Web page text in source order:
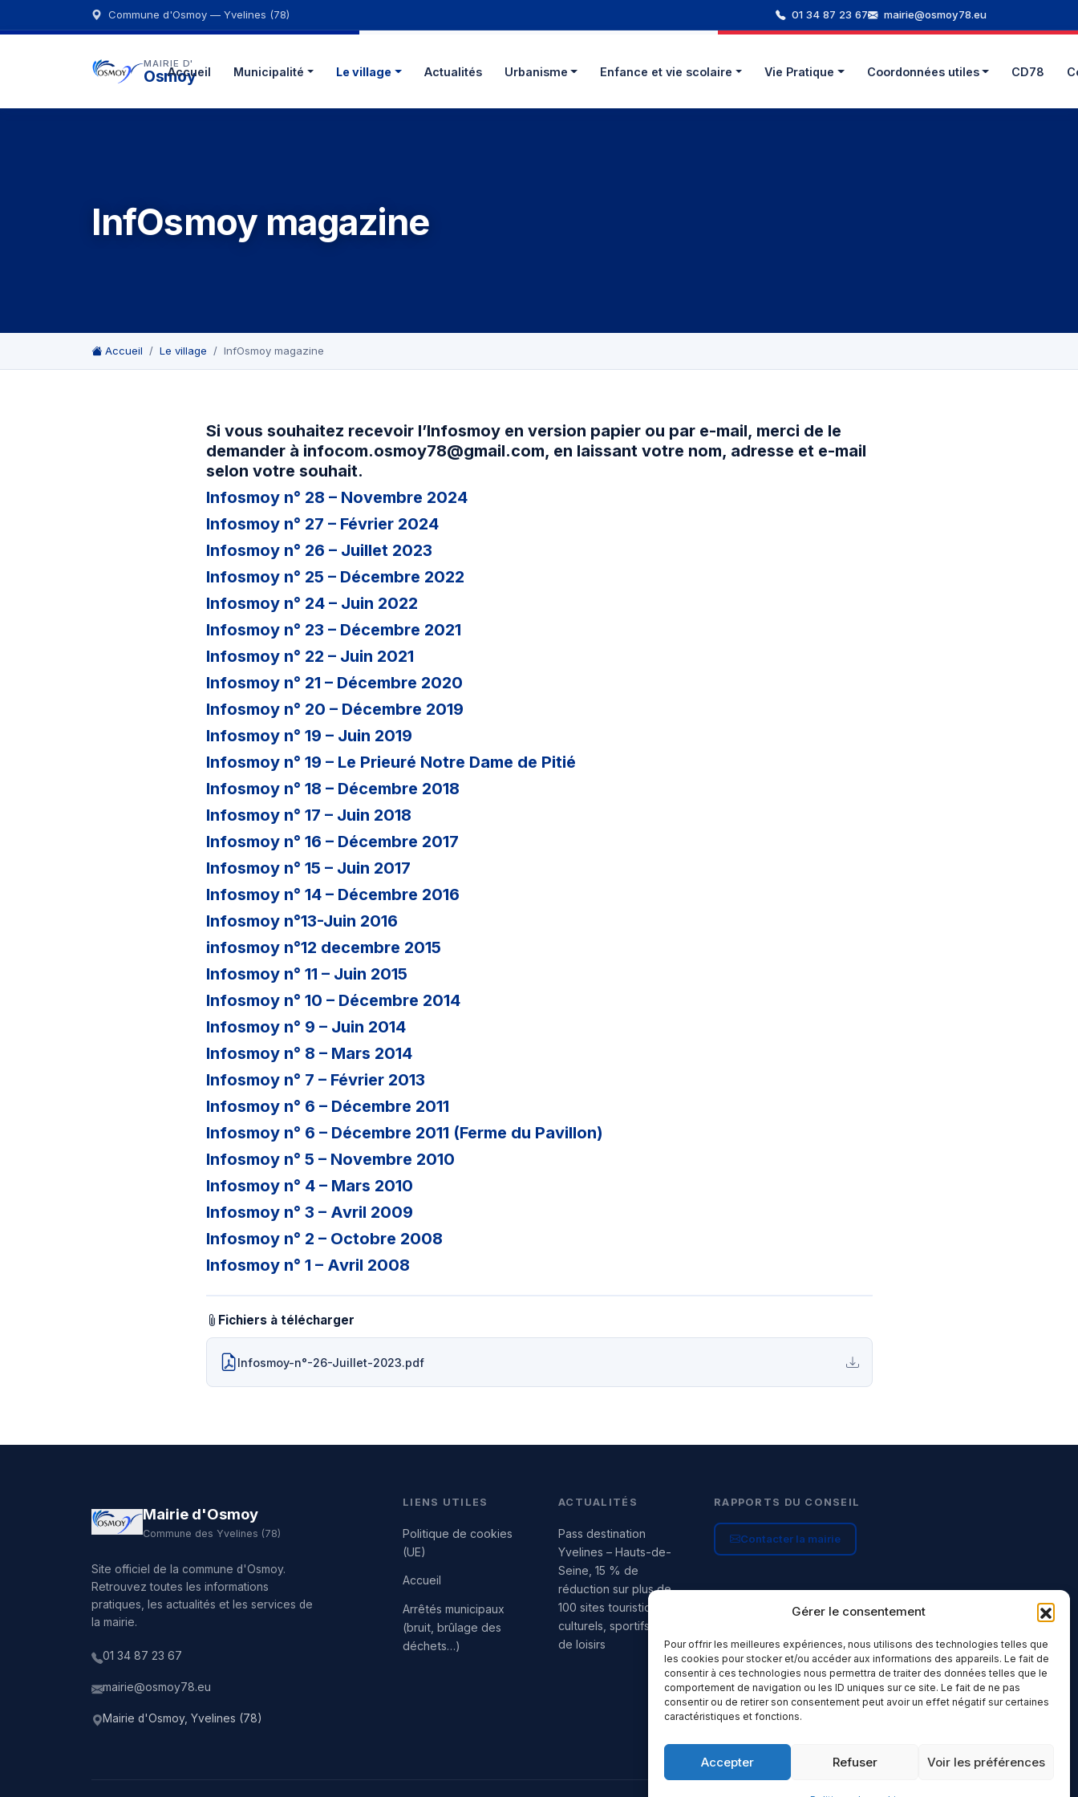
Gérer le consentement
Pour offrir les meilleures expériences, nous utilisons des technologies telles que
les cookies pour stocker et/ou accéder aux informations des appareils. Le fait de
consentir à ces technologies nous permettra de traiter des données telles que le
comportement de navigation ou les ID uniques sur ce site. Le fait de ne pas
consentir ou de retirer son consentement peut avoir un effet négatif sur certaines
caractéristiques et fonctions.
Accepter Refuser Voir les préférences
Commune d'Osmoy — Yvelines (78) 01 34 87 23 67 mairie@osmoy78.eu
MAIRIE D'
Osmoy
Accueil Municipalité Le village Actualités Urbanisme Enfance et vie scolaire Vie Pratique Coordonnées utiles CD78
InfOsmoy magazine
Accueil Le village InfOsmoy magazine
Si vous souhaitez recevoir l’Infosmoy en version papier ou par e-mail, merci de le
demander à infocom.osmoy78@gmail.com, en laissant votre nom, adresse et e-mail
selon votre souhait.
Infosmoy n° 28 – Novembre 2024
Infosmoy n° 27 – Février 2024
Infosmoy n° 26 – Juillet 2023
Infosmoy n° 25 – Décembre 2022
Infosmoy n° 24 – Juin 2022
Infosmoy n° 23 – Décembre 2021
Infosmoy n° 22 – Juin 2021
Infosmoy n° 21 – Décembre 2020
Infosmoy n° 20 – Décembre 2019
Infosmoy n° 19 – Juin 2019
Infosmoy n° 19 – Le Prieuré Notre Dame de Pitié
Infosmoy n° 18 – Décembre 2018
Infosmoy n° 17 – Juin 2018
Infosmoy n° 16 – Décembre 2017
Infosmoy n° 15 – Juin 2017
Infosmoy n° 14 – Décembre 2016
Infosmoy n°13-Juin 2016
infosmoy n°12 decembre 2015
Infosmoy n° 11 – Juin 2015
Infosmoy n° 10 – Décembre 2014
Infosmoy n° 9 – Juin 2014
Infosmoy n° 8 – Mars 2014
Infosmoy n° 7 – Février 2013
Infosmoy n° 6 – Décembre 2011
Infosmoy n° 6 – Décembre 2011 (Ferme du Pavillon)
Infosmoy n° 5 – Novembre 2010
Infosmoy n° 4 – Mars 2010
Infosmoy n° 3 – Avril 2009
Infosmoy n° 2 – Octobre 2008
Infosmoy n° 1 – Avril 2008
Fichiers à télécharger
Infosmoy-n°-26-Juillet-2023.pdf
Mairie d'Osmoy
Commune des Yvelines (78)
Site officiel de la commune d'Osmoy.
Retrouvez toutes les informations
pratiques, les actualités et les services de
la mairie.
01 34 87 23 67
mairie@osmoy78.eu
Mairie d'Osmoy, Yvelines (78)
LIENS UTILES
Politique de cookies
(UE)
Accueil
Arrêtés municipaux
(bruit, brûlage des
déchets…)
ACTUALITÉS
Pass destination
Yvelines – Hauts-de-
Seine, 15 % de
réduction sur plus de
100 sites touristiques,
culturels, sportifs et
de loisirs
RAPPORTS DU CONSEIL
Contacter la mairie